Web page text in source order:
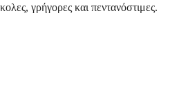
γρήγορες και πεντανόστιμες.